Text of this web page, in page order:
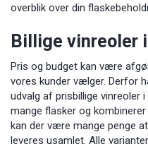
overblik over din
Billige vinreoler
Pris og budget kan være
vores kunder vælger. Derfor
udvalg af prisbillige vinreoler
mange flasker og
kan der være mange penge
leveres usamlet. Alle